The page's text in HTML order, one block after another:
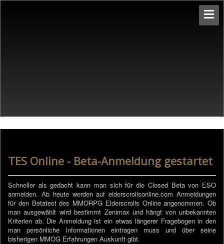
TES Online - Beta-Anmeldung gestartet
Schneller als gedacht kann man sich für die Closed Beta von ESO
anmelden. Ab heute werden auf elderscrollsonline.com Anmeldungen
für den Betatest des MMORPG Elderscrolls Online angenommen. Ob
man ausgewählt wird bestimmt Zenimax und hängt von unbekannten
Kriterien ab. Die Anmeldung ist ein etwas längerer Fragebogen in den
man persönliche Informationen eintragen muss und über seine
bisherigen MMOG Erfahrungen Auskunft gibt.